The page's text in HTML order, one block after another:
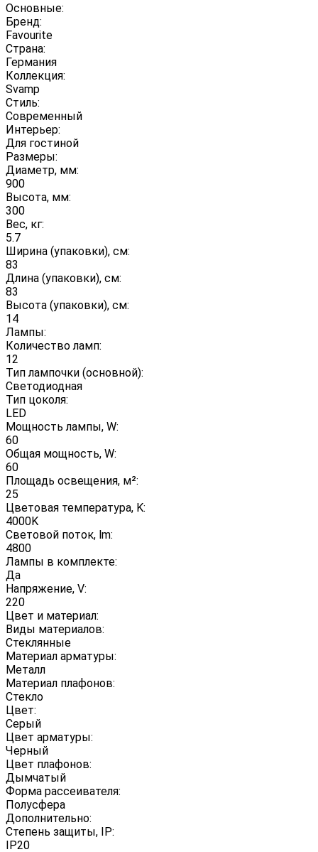
Основные:
Бренд:
Favourite
Страна:
Германия
Коллекция:
Svamp
Стиль:
Современный
Интерьер:
Для гостиной
Размеры:
Диаметр, мм:
900
Высота, мм:
300
Вес, кг:
5.7
Ширина (упаковки), см:
83
Длина (упаковки), см:
83
Высота (упаковки), см:
14
Лампы:
Количество ламп:
12
Тип лампочки (основной):
Светодиодная
Тип цоколя:
LED
Мощность лампы, W:
60
Общая мощность, W:
60
Площадь освещения, м²:
25
Цветовая температура, K:
4000K
Световой поток, lm:
4800
Лампы в комплекте:
Да
Напряжение, V:
220
Цвет и материал:
Виды материалов:
Стеклянные
Материал арматуры:
Металл
Материал плафонов:
Стекло
Цвет:
Серый
Цвет арматуры:
Черный
Цвет плафонов:
Дымчатый
Форма рассеивателя:
Полусфера
Дополнительно:
Степень защиты, IP:
IP20